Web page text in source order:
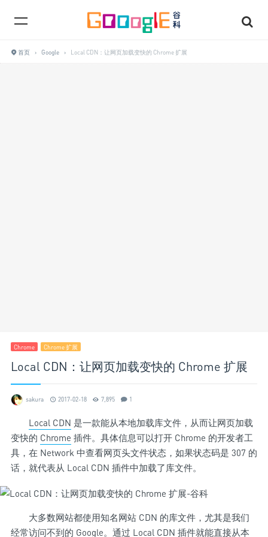
首页 › Google › Local CDN：让网页加载变快的 Chrome 扩展
Chrome Chrome 扩展
Local CDN：让网页加载变快的 Chrome 扩展
sakura 2017-02-18 7,895 1
Local CDN 是一款能从本地加载库文件，从而让网页加载
变快的 Chrome 插件。具体信息可以打开 Chrome 的开发者工
具，在 Network 中查看网页头文件状态，如果状态码是 307 的
话，就代表从 Local CDN 插件中加载了库文件。
大多数网站都使用知名网站 CDN 的库文件，尤其是我们
经常访问不到的 Google。通过 Local CDN 插件就能直接从本